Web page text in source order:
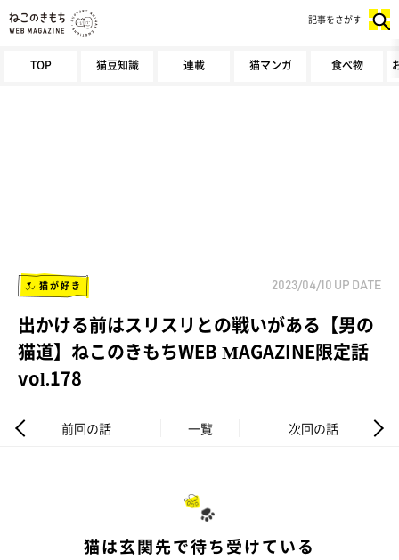
TOP 猫豆知識 連載 猫マンガ 食べ物
記事をさがす
猫が好き 2023/04/10 UP DATE
出かける前はスリスリとの戦いがある【男の
猫道】ねこのきもちWEB MAGAZINE限定話
vol.178
前回の話 一覧 次回の話
猫は玄関先で待ち受けている